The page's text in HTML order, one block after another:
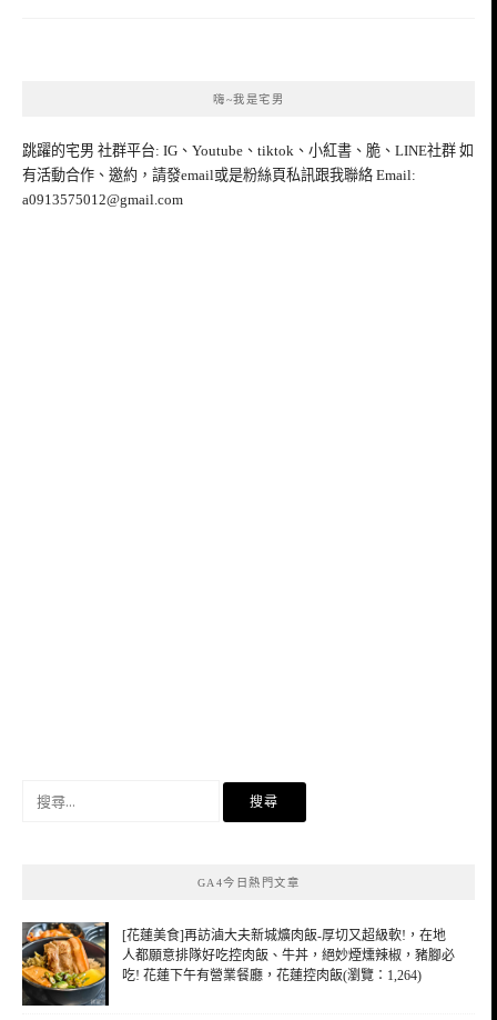
嗨~我是宅男
跳躍的宅男 社群平台: IG、Youtube、tiktok、小紅書、脆、LINE社群 如
有活動合作、邀約，請發email或是粉絲頁私訊跟我聯絡 Email:
a0913575012@gmail.com
GA4今日熱門文章
[花蓮美食]再訪滷大夫新城爌肉飯-厚切又超級軟!，在地
人都願意排隊好吃控肉飯、牛丼，絕妙煙燻辣椒，豬腳必
吃! 花蓮下午有營業餐廳，花蓮控肉飯(瀏覽：1,264)